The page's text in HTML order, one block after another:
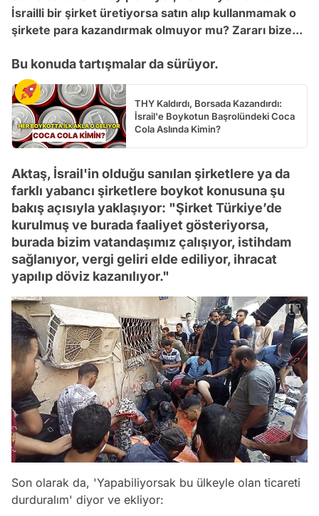
İsrailli bir şirket üretiyorsa satın alıp kullanmamak o
şirkete para kazandırmak olmuyor mu? Zararı bize...
Bu konuda tartışmalar da sürüyor.
THY Kaldırdı, Borsada Kazandırdı:
İsrail'e Boykotun Başrolündeki Coca
Cola Aslında Kimin?
Aktaş, İsrail'in olduğu sanılan şirketlere ya da
farklı yabancı şirketlere boykot konusuna şu
bakış açısıyla yaklaşıyor: "Şirket Türkiye’de
kurulmuş ve burada faaliyet gösteriyorsa,
burada bizim vatandaşımız çalışıyor, istihdam
sağlanıyor, vergi geliri elde ediliyor, ihracat
yapılıp döviz kazanılıyor."
Son olarak da, 'Yapabiliyorsak bu ülkeyle olan ticareti
durduralım' diyor ve ekliyor: